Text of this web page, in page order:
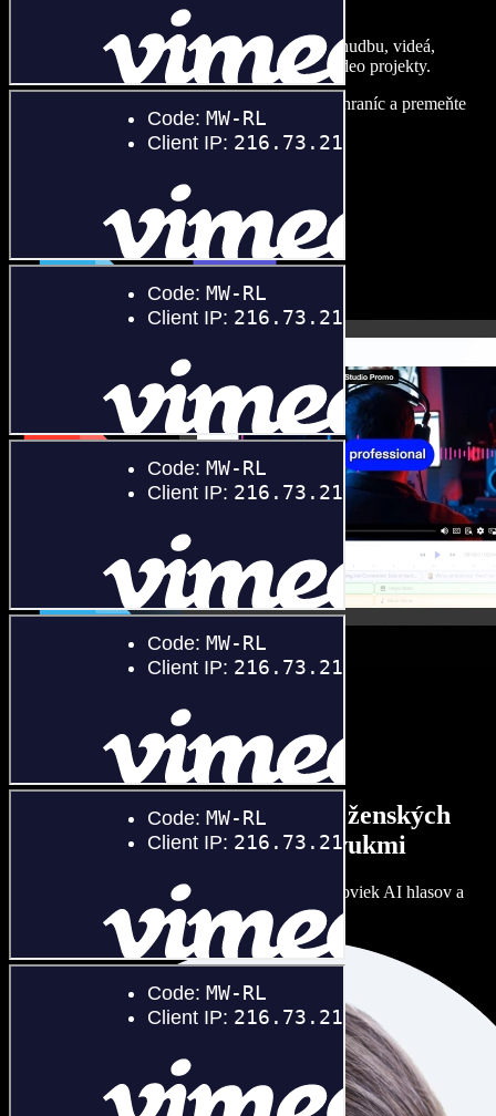
Vytvárajte dabingy, pridajte bezplatné obrázky, hudbu, videá,
klonujte svoj hlas – postavíte pôsobivé audio-video projekty.
Žiadne učenie, všetko v prehliadači – zbavte sa hraníc a premeňte
svoje nápady na realitu.
Široký výber mužských aj ženských
hlasov s rôznymi prízvukmi
Každý projekt môže znieť inak. Vyberte si zo stoviek AI hlasov a
dolaďte si ich podľa seba.